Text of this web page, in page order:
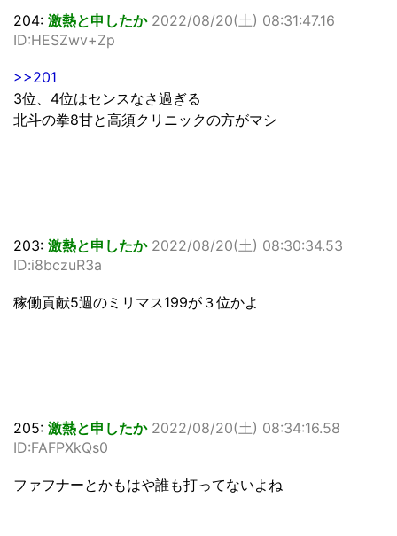
204: 激熱と申したか 2022/08/20(土) 08:31:47.16
ID:HESZwv+Zp
>>201
3位、4位はセンスなさ過ぎる
北斗の拳8甘と高須クリニックの方がマシ
203: 激熱と申したか 2022/08/20(土) 08:30:34.53
ID:i8bczuR3a
稼働貢献5週のミリマス199が３位かよ
205: 激熱と申したか 2022/08/20(土) 08:34:16.58
ID:FAFPXkQs0
ファフナーとかもはや誰も打ってないよね